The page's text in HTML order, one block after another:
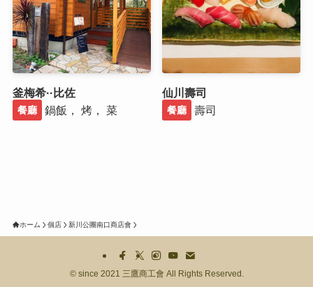
釜梅希··比佐
餐廳 鍋飯， 烤， 菜
仙川壽司
餐廳 壽司
ホーム 個店 新川公團南口商店會
©since 2021 三鷹商工會 All Rights Reserved.